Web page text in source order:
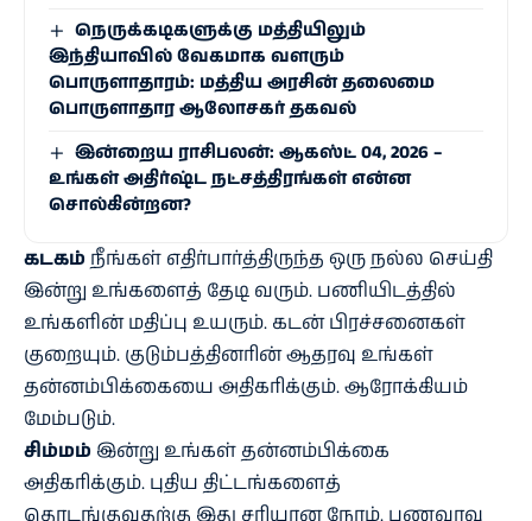
நெருக்கடிகளுக்கு மத்தியிலும்
இந்தியாவில் வேகமாக வளரும்
பொருளாதாரம்: மத்திய அரசின் தலைமை
பொருளாதார ஆலோசகர் தகவல்
இன்றைய ராசிபலன்: ஆகஸ்ட் 04, 2026 –
உங்கள் அதிர்ஷ்ட நட்சத்திரங்கள் என்ன
சொல்கின்றன?
கடகம் நீங்கள் எதிர்பார்த்திருந்த ஒரு நல்ல செய்தி
இன்று உங்களைத் தேடி வரும். பணியிடத்தில்
உங்களின் மதிப்பு உயரும். கடன் பிரச்சனைகள்
குறையும். குடும்பத்தினரின் ஆதரவு உங்கள்
தன்னம்பிக்கையை அதிகரிக்கும். ஆரோக்கியம்
மேம்படும்.
சிம்மம் இன்று உங்கள் தன்னம்பிக்கை
அதிகரிக்கும். புதிய திட்டங்களைத்
தொடங்குவதற்கு இது சரியான நேரம். பணவரவு